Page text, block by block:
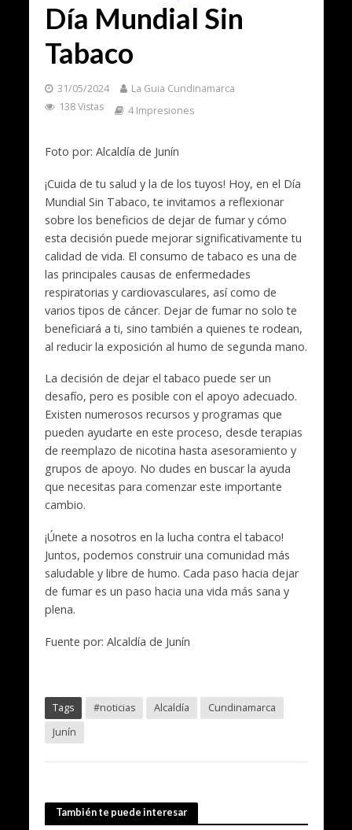
Día Mundial Sin
Tabaco
31/05/2024
La Guia Cundinamarca
138 Vistas
4 Impresiones
Foto por: Alcaldía de Junín
¡Cuida de tu salud y la de los tuyos! Hoy, en el Día
Mundial Sin Tabaco, te invitamos a reflexionar
sobre los beneficios de dejar de fumar y cómo
esta decisión puede mejorar significativamente tu
calidad de vida. El consumo de tabaco es una de
las principales causas de enfermedades
respiratorias y cardiovasculares, así como de
varios tipos de cáncer. Dejar de fumar no solo te
beneficiará a ti, sino también a quienes te rodean,
al reducir la exposición al humo de segunda mano.
La decisión de dejar el tabaco puede ser un
desafío, pero es posible con el apoyo adecuado.
Existen numerosos recursos y programas que
pueden ayudarte en este proceso, desde terapias
de reemplazo de nicotina hasta asesoramiento y
grupos de apoyo. No dudes en buscar la ayuda
que necesitas para comenzar este importante
cambio.
¡Únete a nosotros en la lucha contra el tabaco!
Juntos, podemos construir una comunidad más
saludable y libre de humo. Cada paso hacia dejar
de fumar es un paso hacia una vida más sana y
plena.
Fuente por: Alcaldía de Junín
Tags #noticias Alcaldía
Cundinamarca
Junín
También te puede interesar